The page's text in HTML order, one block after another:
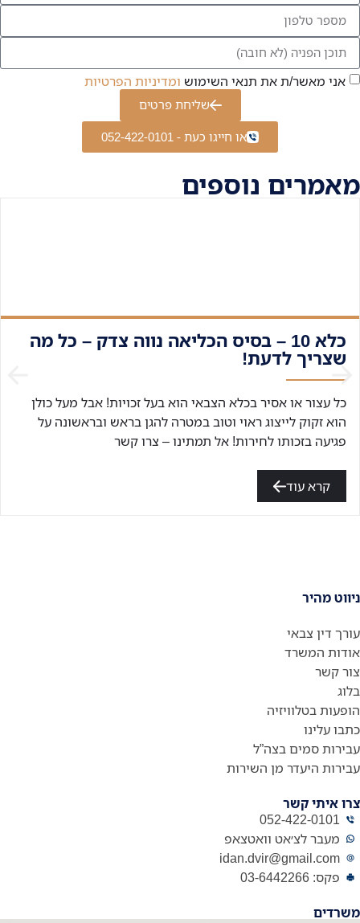
אני מאשר/ת את תנאי השימוש ומדיניות הפרטיות
שליחת פרטים
או חייגו כעת - 052-422-0101
מאמרים נוספים
כלא 10 – בסיס הכליאה נווה צדק – כל מה
שצריך לדעת!
כל עצור או אסיר בכלא הצבאי הוא בעל זכויות! אבל מעל כולן
הוא זקוק לייצוג ראוי וטוב במטרה להגן בראש ובראשונה על
פגיעה בזכותו לחירות! אל תמתינו – צרו קשר
קרא עוד
ניווט מהיר
עורך דין צבאי
אודות המשרד
צור קשר
בלוג
הופעות בטלוויזיה
כתבו עלינו
עבירות סמים בצה”ל
עבירות היעדר מן השירות
צרו איתי קשר
052-422-0101
מעבר לצ׳אט וואטצאפ
idan.dvir@gmail.com
פקס: 03-6442266
משרדים